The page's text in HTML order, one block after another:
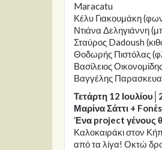
Maracatu
Κέλυ Γιακουμάκη
Ντιάνα Δεληγιάννη
Σταύρος Dadoush
Θοδωρής Πιστόλας
Βασίλειος
Βαγγέλης
Τετάρτη 12
Μαρίνα Σάττι + Fonέs
Ένα project γένους
Καλοκαιράκι στον
από τα λίγα! Οκτώ